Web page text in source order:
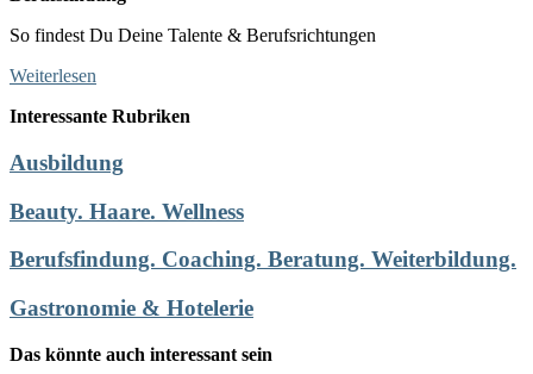
So findest Du Deine Talente & Berufsrichtungen
Weiterlesen
Interessante Rubriken
Ausbildung
Beauty. Haare. Wellness
Berufsfindung. Coaching. Beratung. Weiterbildung.
Gastronomie & Hotelerie
Das könnte auch interessant sein